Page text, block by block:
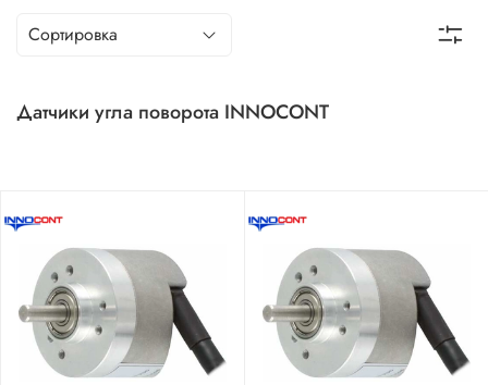
Датчики угла поворота INNOCONT